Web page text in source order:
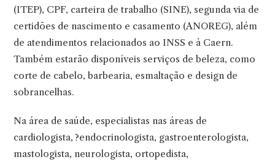
(ITEP), CPF, carteira de trabalho (SINE), segunda via de
certidões de nascimento e casamento (ANOREG), além
de atendimentos relacionados ao INSS e à Caern.
Também estarão disponíveis serviços de beleza, como
corte de cabelo, barbearia, esmaltação e design de
sobrancelhas.
Na área de saúde, especialistas nas áreas de
cardiologista, ?endocrinologista, gastroenterologista,
mastologista, neurologista, ortopedista,